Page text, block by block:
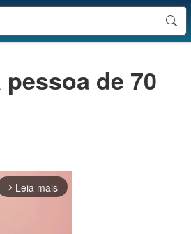
de 70
arrow_forward_ios Leia mais